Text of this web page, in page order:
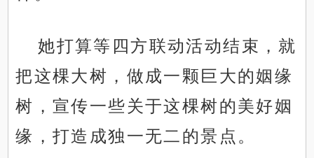
她打算等四方联动活动结束，就
把这棵大树，做成一颗巨大的姻缘
树，宣传一些关于这棵树的美好姻
缘，打造成独一无二的景点。